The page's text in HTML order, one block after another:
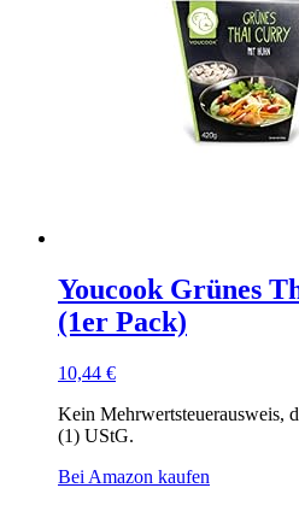
Youcook Grünes
(1er Pack)
10,44 €
Kein Mehrwertsteuerausweis,
(1) UStG.
Bei Amazon kaufen